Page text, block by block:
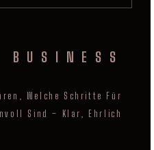
BUSINESS
Welche Schritte Für
Sind – Klar, Ehrlich